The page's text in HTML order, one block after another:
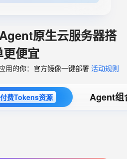
原生云服务器搭
便宜
用的你：官方镜像一键部署 活动规则
费Tokens资源 Agent组